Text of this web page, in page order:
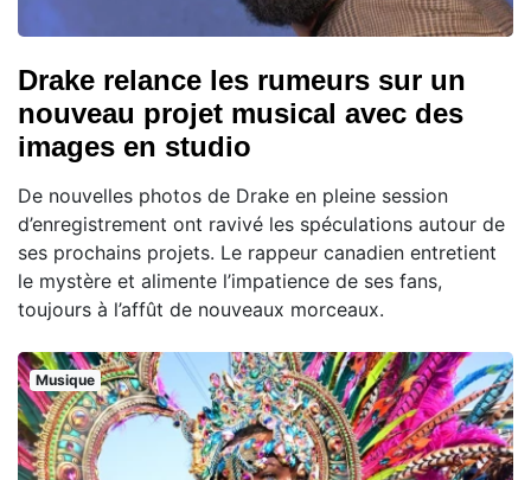
Drake relance les rumeurs sur un
nouveau projet musical avec des
images en studio
De nouvelles photos de Drake en pleine session
d’enregistrement ont ravivé les spéculations autour de
ses prochains projets. Le rappeur canadien entretient
le mystère et alimente l’impatience de ses fans,
toujours à l’affût de nouveaux morceaux.
Musique